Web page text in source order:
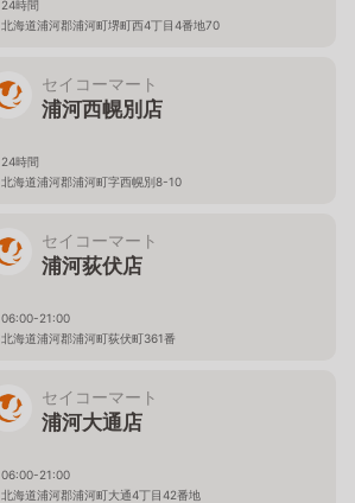
24時間
北海道浦河郡浦河町堺町西4丁目4番地70
セイコーマート
浦河西幌別店
24時間
北海道浦河郡浦河町字西幌別8-10
セイコーマート
浦河荻伏店
06:00-21:00
北海道浦河郡浦河町荻伏町361番
セイコーマート
浦河大通店
06:00-21:00
北海道浦河郡浦河町大通4丁目42番地